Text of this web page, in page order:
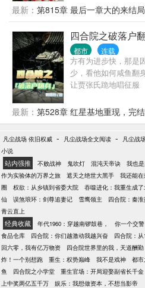
觉自己竟然梦到大仙
通过自己一些骚操作
仙，并且得到了一枚
炼物资以及还被大仙
旅......
最新： 第815章 最后一章大的来结局
四合院之破落户
都市 连载
方有为进步快，那是
少，看他如何咸鱼翻
让贾张氏跪地唱征服
最新： 第528章 红星基地重现，完结
凡尘战场 依旧权威 - 凡尘战场全文阅读 - 凡尘战
小说
站内强推 不败战神 鬼吹灯 混沌天帝诀 我也
作为实验体的万界之旅
遮天之绝世大黑手 我还能
圈
权欲：从乡镇到省委大院 吞噬进化：我重生成了
仙
误煞琅环：剑尊追妻记 雪鹰领主 四合院：秦
青云直上
经典收藏 年代1960：穿越南锣鼓巷， 你一个交
食品仓库
四合院：你们越激动我越兴奋 四合院：
回六零，我有亿万物资
四合院世界里的我，天道酬勤
炸！一个别想跑
重生：权势巅峰 我不是戏神 都
鱼
四合院之小学堂 重生官场：开局迎娶副省长千金
上中奖两亿五千万
娱乐：我想做资本，不想当影帝